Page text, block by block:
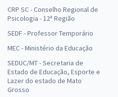
CRP SC - Conselho Regional de
Psicologia - 12ª Região
SEDF - Professor Temporário
MEC - Ministério da Educação
SEDUC/MT - Secretaria de
Estado de Educação, Esporte e
Lazer do estado de Mato
Grosso